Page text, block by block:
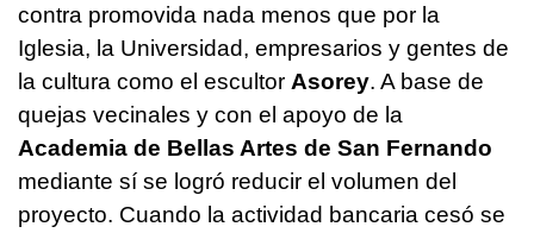
contra promovida nada menos que por la
Iglesia, la Universidad, empresarios y gentes de
la cultura como el escultor Asorey. A base de
quejas vecinales y con el apoyo de la
Academia de Bellas Artes de San Fernando
mediante sí se logró reducir el volumen del
proyecto. Cuando la actividad bancaria cesó se